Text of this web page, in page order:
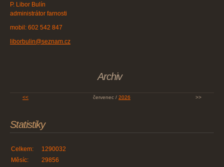
P. Libor Bulín
administrátor farnosti
mobil: 602 542 847
liborbulin@seznam.cz
Archiv
<< červenec / 2026 >>
Statistiky
Celkem:
1290032
Měsíc:
29856